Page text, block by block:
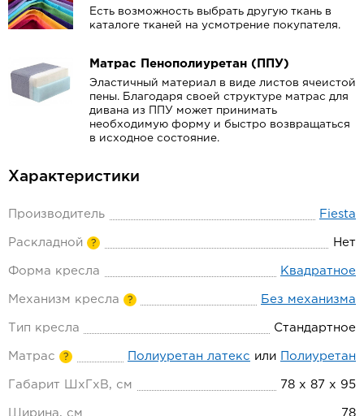
Есть возможность выбрать другую ткань в
каталоге тканей на усмотрение покупателя.
Матрас Пенополиуретан (ППУ)
Эластичный материал в виде листов ячеистой
пены. Благодаря своей структуре матрас для
дивана из ППУ может принимать
необходимую форму и быстро возвращаться
в исходное состояние.
Характеристики
Производитель Fiesta
Раскладной ? Нет
Форма кресла Квадратное
Механизм кресла ? Без механизма
Тип кресла Стандартное
Матрас ? Полиуретан латекс или Полиуретан
Габарит ШхГхВ, см 78 х 87 х 95
Ширина, см 78